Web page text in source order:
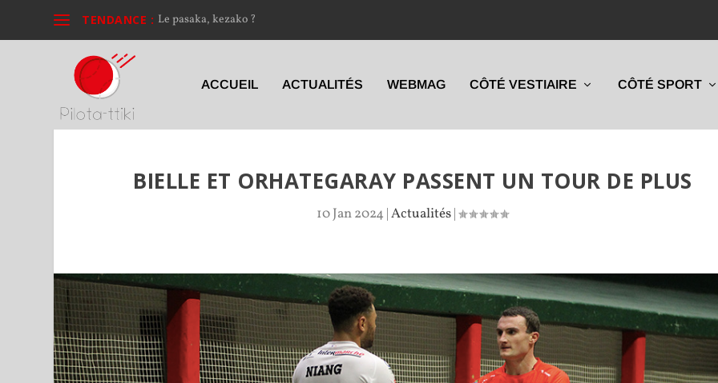
TENDANCE : Le pasaka, kezako ?
ACCUEIL ACTUALITÉS WEBMAG CÔTÉ VESTIAIRE CÔTÉ SPORT
BIELLE ET ORHATEGARAY PASSENT UN TOUR DE PLUS
10 Jan 2024 |Actualités|